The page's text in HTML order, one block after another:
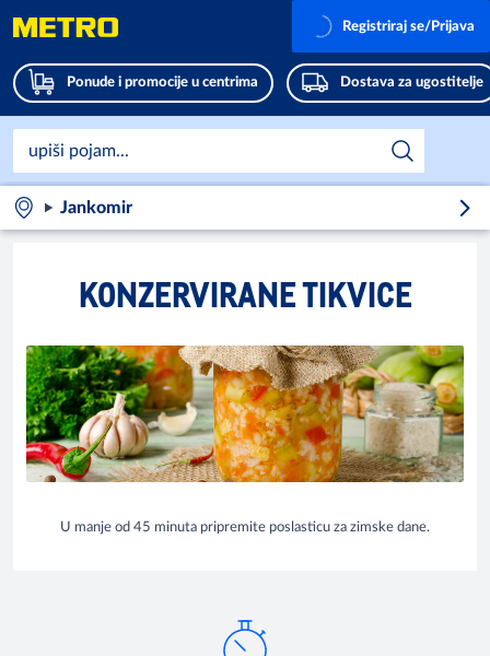
Ponude i promocije u centrima Dostava za ugostitelje
Registriraj se/Prijava
Jankomir
KONZERVIRANE TIKVICE
U manje od 45 minuta pripremite poslasticu za zimske dane.